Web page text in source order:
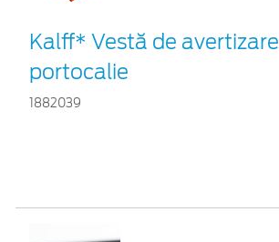
Kalff* Vestă de avertizare
portocalie
1882039